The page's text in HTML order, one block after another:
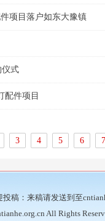
项目落户如东大豫镇
仪式
配件项目
3 4 5 6 7
稿：来稿请发送到至
All Rights